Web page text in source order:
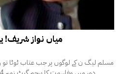
میاں نواز
مسلم لیگ ن کے لوگوں پر جب عتاب ٹوٹا تو